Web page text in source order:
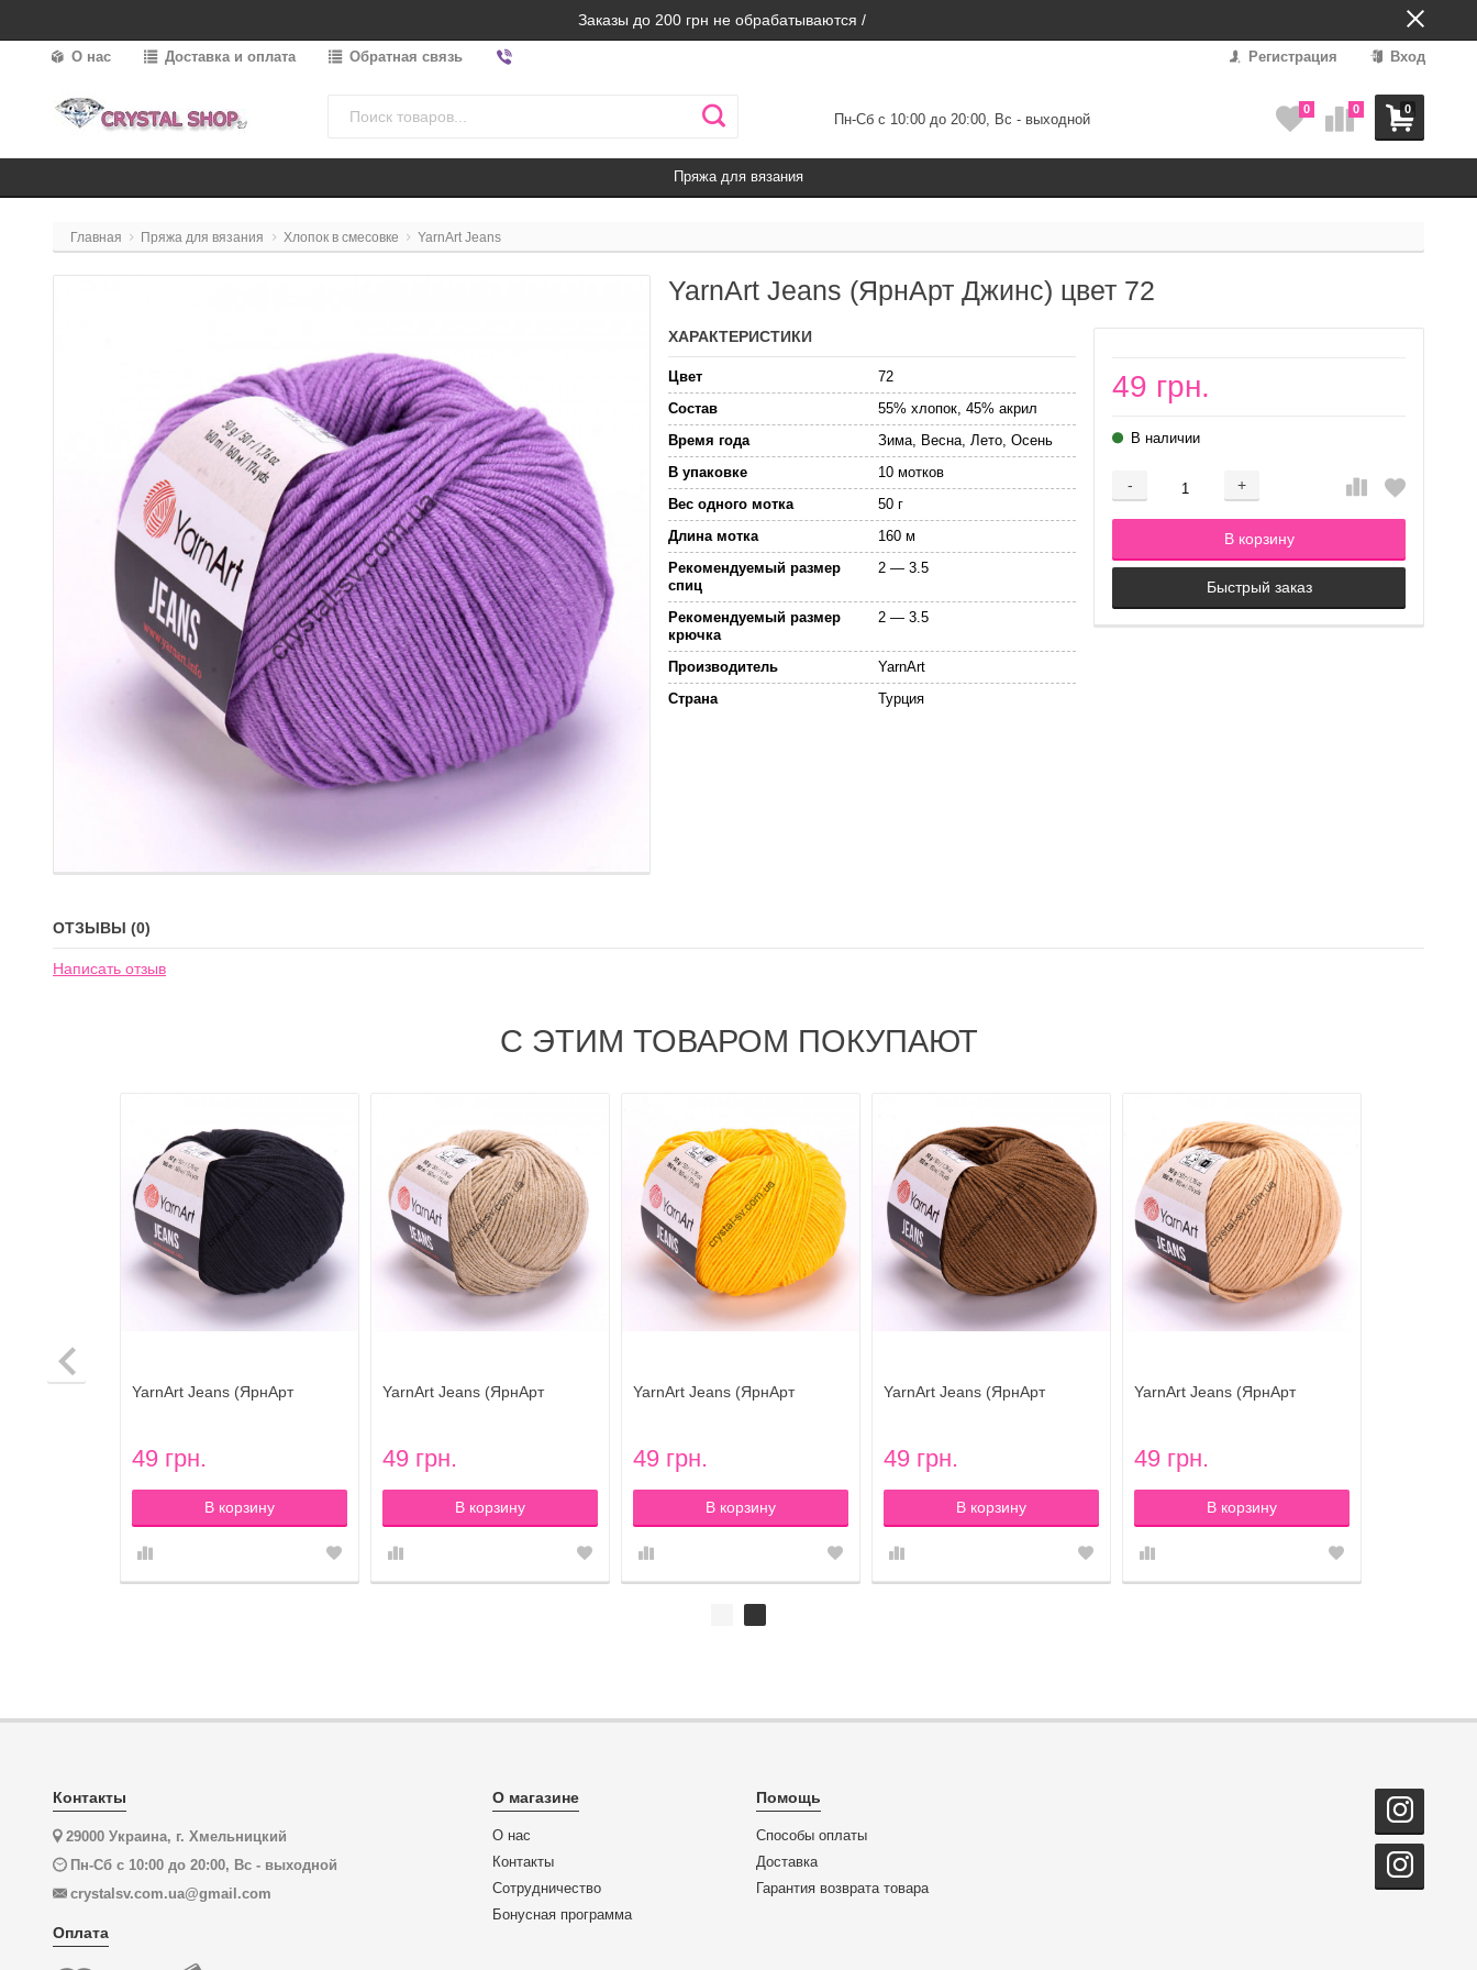
Заказы до 200 грн не обрабатываются /
О нас Доставка и оплата Обратная связь Регистрация Вход
Пн-Сб с 10:00 до 20:00, Вс - выходной
0
0 0
Пряжа для вязания
Главная Пряжа для вязания Хлопок в смесовке YarnArt Jeans
YarnArt Jeans (ЯрнАрт Джинс) цвет 72
49 грн.
В наличии
- +
Добавляется...
В корзину
Добавлен
Быстрый заказ
ХАРАКТЕРИСТИКИ
Цвет
72
Состав
55% хлопок, 45% акрил
Время года
Зима, Весна, Лето, Осень
В упаковке
10 мотков
Вес одного мотка
50 г
Длина мотка
160 м
Рекомендуемый размер
спиц
2 — 3.5
Рекомендуемый размер
крючка
2 — 3.5
Производитель
YarnArt
Страна
Турция
ОТЗЫВЫ (0)
Написать отзыв
С ЭТИМ ТОВАРОМ ПОКУПАЮТ
YarnArt Jeans (ЯрнАрт
49 грн.
В корзину
YarnArt Jeans (ЯрнАрт
49 грн.
В корзину
YarnArt Jeans (ЯрнАрт
49 грн.
В корзину
YarnArt Jeans (ЯрнАрт
49 грн.
В корзину
YarnArt Jeans (ЯрнАрт
49 грн.
В корзину
Контакты
29000 Украина, г. Хмельницкий
Пн-Сб с 10:00 до 20:00, Вс - выходной
crystalsv.com.ua@gmail.com
Оплата
О магазине
О нас
Контакты
Сотрудничество
Бонусная программа
Помощь
Способы оплаты
Доставка
Гарантия возврата товара